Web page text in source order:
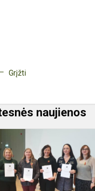
Grįžti
naujienos